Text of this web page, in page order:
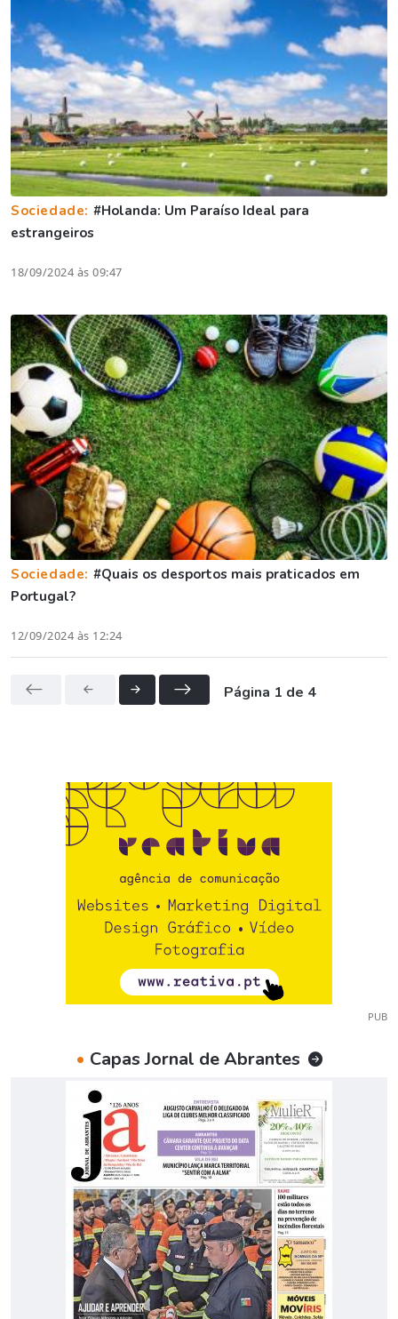
Sociedade: #Holanda: Um Paraíso Ideal para
estrangeiros
18/09/2024 às 09:47
Sociedade: #Quais os desportos mais praticados em
Portugal?
12/09/2024 às 12:24
Página 1 de 4
PUB
• Capas Jornal de Abrantes